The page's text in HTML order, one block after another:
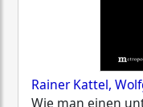
Rainer Kattel,
Wie man einen